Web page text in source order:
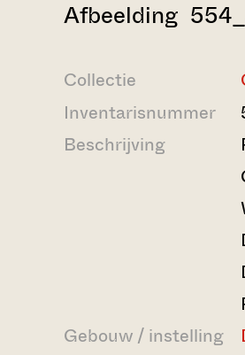
Afbeelding
Collectie
Inventarisnummer
Beschrijving
Gebouw / instelling